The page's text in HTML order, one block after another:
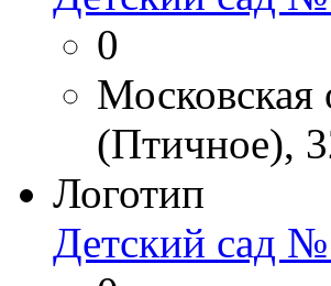
0
Московская
(Птичное),
Логотип
Детский сад